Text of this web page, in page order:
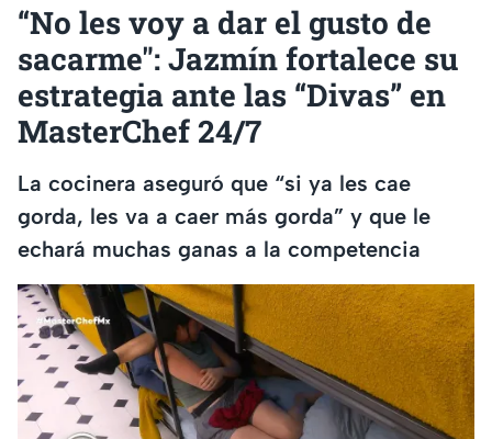
“No les voy a dar el gusto de
sacarme": Jazmín fortalece su
estrategia ante las “Divas” en
MasterChef 24/7
La cocinera aseguró que “si ya les cae
gorda, les va a caer más gorda” y que le
echará muchas ganas a la competencia